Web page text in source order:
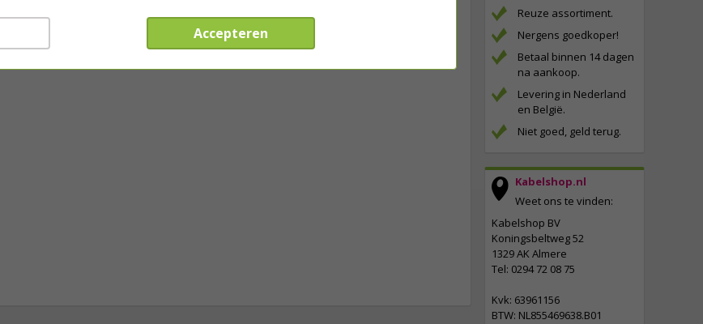
Reuze assortiment.
Nergens goedkoper!
Betaal binnen 14 dagen
na aankoop.
Levering in Nederland
en België.
Niet goed, geld terug.
Kabelshop.nl
Weet ons te vinden:
Kabelshop BV
Koningsbeltweg 52
1329 AK Almere
Tel: 0294 72 08 75
Kvk: 63961156
BTW: NL855469638.B01
Accepteren